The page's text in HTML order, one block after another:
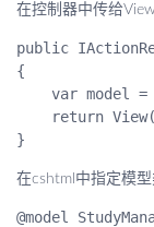
在控制器中传给
public
{
var model =
return
在cshtml中指定模型
@model